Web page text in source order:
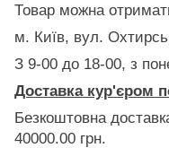
Товар можна
м. Київ, вул.
З 9-00 до 18-00, з
Доставка кур'єром
Безкоштовна
40000.00 грн.